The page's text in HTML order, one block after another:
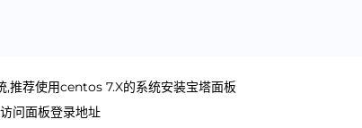
荐使用centos 7.X的系统安装宝塔面板
问面板登录地址